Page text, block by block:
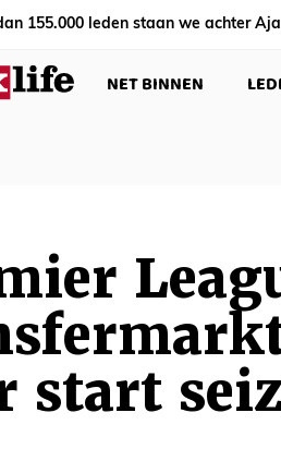
155.000 leden staan we achter
NET BINNEN
start